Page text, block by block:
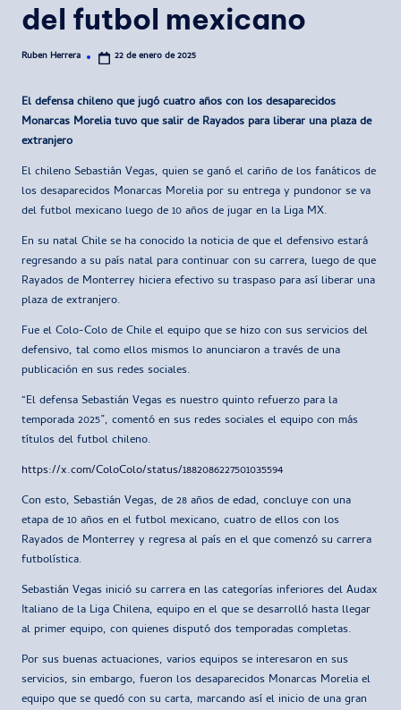
del futbol mexicano
Publicado
Ruben Herrera 22 de enero de 2025
El defensa chileno que jugó cuatro años con los desaparecidos
Monarcas Morelia tuvo que salir de Rayados para liberar una plaza de
extranjero
El chileno Sebastián Vegas, quien se ganó el cariño de los fanáticos de
los desaparecidos Monarcas Morelia por su entrega y pundonor se va
del futbol mexicano luego de 10 años de jugar en la Liga MX.
En su natal Chile se ha conocido la noticia de que el defensivo estará
regresando a su país natal para continuar con su carrera, luego de que
Rayados de Monterrey hiciera efectivo su traspaso para así liberar una
plaza de extranjero.
Fue el Colo-Colo de Chile el equipo que se hizo con sus servicios del
defensivo, tal como ellos mismos lo anunciaron a través de una
publicación en sus redes sociales.
“El defensa Sebastián Vegas es nuestro quinto refuerzo para la
temporada 2025”, comentó en sus redes sociales el equipo con más
títulos del futbol chileno.
https://x.com/ColoColo/status/1882086227501035594
Con esto, Sebastián Vegas, de 28 años de edad, concluye con una
etapa de 10 años en el futbol mexicano, cuatro de ellos con los
Rayados de Monterrey y regresa al país en el que comenzó su carrera
futbolística.
Sebastián Vegas inició su carrera en las categorías inferiores del Audax
Italiano de la Liga Chilena, equipo en el que se desarrolló hasta llegar
al primer equipo, con quienes disputó dos temporadas completas.
Por sus buenas actuaciones, varios equipos se interesaron en sus
servicios, sin embargo, fueron los desaparecidos Monarcas Morelia el
equipo que se quedó con su carta, marcando así el inicio de una gran